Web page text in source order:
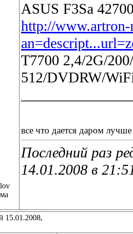
ASUS F3Sa
http://www.artron-
T7700 2,4/2G/
512/DVDRW/
все что дается даром
Последний раз
14.01.2008 в
15.01.2008,